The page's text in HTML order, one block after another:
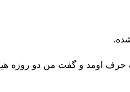
حرف اومد و گفت من دو روزه